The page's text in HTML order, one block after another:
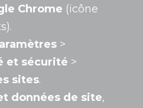
Chrome (icône
>
et sécurité >
sites.
données de site,